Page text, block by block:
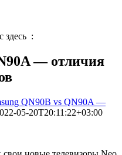
здесь :
— отличия
QN90B vs QN90A —
05-20T20:11:22+03:00